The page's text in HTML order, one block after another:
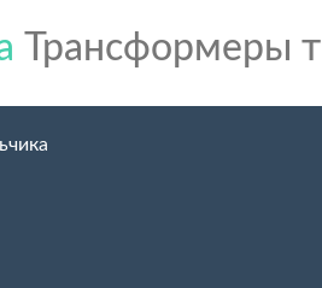
Трансформеры